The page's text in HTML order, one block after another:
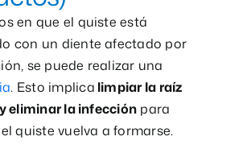
en que el quiste está
con un diente afectado por
se puede realizar una
. Esto implica limpiar la raíz
eliminar la infección para
quiste vuelva a formarse.